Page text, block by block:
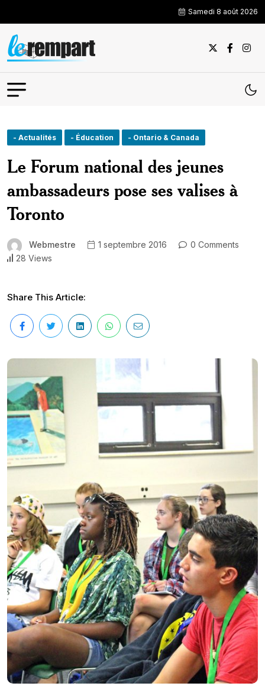
Samedi 8 août 2026
- Actualités - Éducation - Ontario & Canada
Le Forum national des jeunes
ambassadeurs pose ses valises à
Toronto
Webmestre 1 septembre 2016
0 Comments
28 Views
Share This Article: